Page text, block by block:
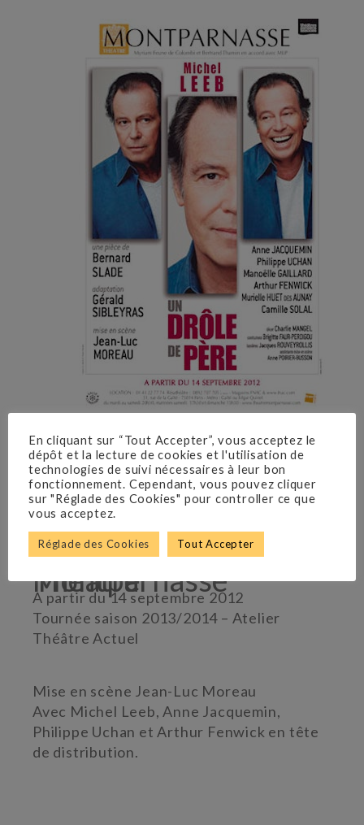
BERNARD SLADE
Adaptation Gérald
Sibleyras
Théâtre Montparnasse
A partir du 14 septembre 2012
Tournée saison 2013/2014 – Atelier
Théâtre Actuel
Mise en scène Jean-Luc Moreau
Avec Michel Leeb, Anne Jacquemin,
Philippe Uchan et Arthur Fenwick en tête
de distribution.
En cliquant sur “Tout Accepter”, vous acceptez le
dépôt et la lecture de cookies et l'utilisation de
technologies de suivi nécessaires à leur bon
fonctionnement. Cependant, vous pouvez cliquer
sur "Réglade des Cookies" pour controller ce que
vous acceptez.
Réglade des Cookies Tout Accepter